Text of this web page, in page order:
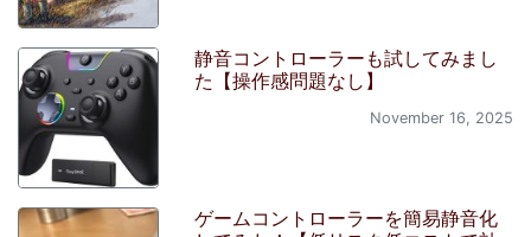
静音コントローラーも試してみまし
た【操作感問題なし】
November 16, 2025
ゲームコントローラーを簡易静音化